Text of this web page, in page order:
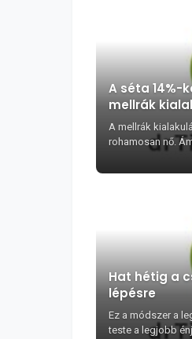
A séta 14%-
mellrák
A mellrák
rohamosan nő.
Hat hétig a
lépésre
Ez a módszer a
teste a legjobb